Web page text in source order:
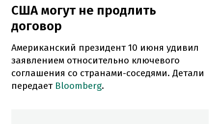
США могут не продлить
договор
Американский президент 10 июня удивил
заявлением относительно ключевого
соглашения со странами-соседями. Детали
передает Bloomberg.